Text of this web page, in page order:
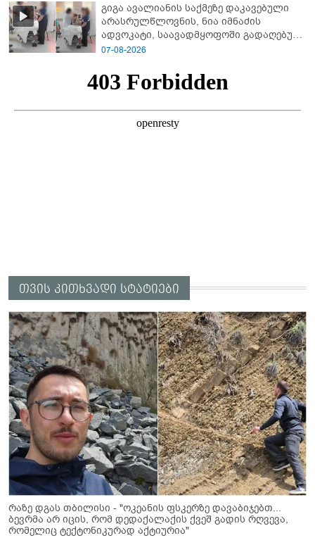
გიგა ავალიანის საქმეზე დაკავებული
არასრულწლოვნის, ნია იმნაძის
ადვოკატი, საავადმყოფოში გადაღებულ
კადრებს ავრცელებს
07-08-2026
თვის კითხვადი სტატიები
რაზე დგას თბილისი - "ოკეანის ფსკერზე დავაბიჯებთ...
ბევრმა არ იცის, რომ დედაქალაქის ქვეშ გადის რღვევა,
რომელიც ტექტონიკურად აქტიურია"